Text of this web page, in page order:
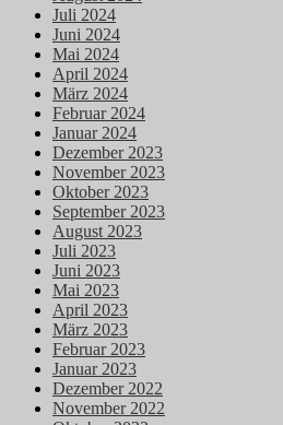
Juli 2024
Juni 2024
Mai 2024
April 2024
März 2024
Februar 2024
Januar 2024
Dezember 2023
November 2023
Oktober 2023
September 2023
August 2023
Juli 2023
Juni 2023
Mai 2023
April 2023
März 2023
Februar 2023
Januar 2023
Dezember 2022
November 2022